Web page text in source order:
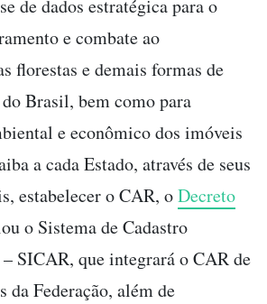
de dados estratégica para o
e combate ao
florestas e demais formas de
Brasil, bem como para
e econômico dos imóveis
a cada Estado, através de seus
estabelecer o CAR, oDecreto
o Sistema de Cadastro
SICAR, que integrará o CAR de
da Federação, além de